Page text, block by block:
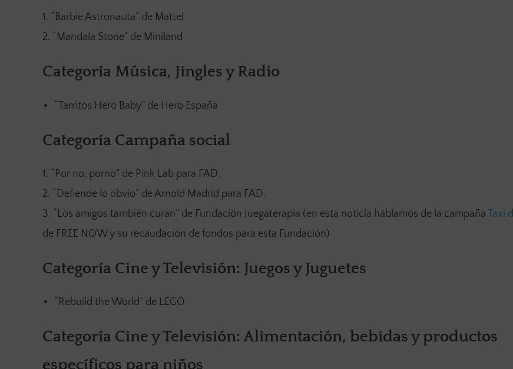
“Barbie Astronauta” de Mattel
“Mandala Stone” de Miniland
Categoría Música, Jingles y Radio
“Tarritos Hero Baby” de Hero España
Categoría Campaña social
“Por no, porno” de Pink Lab para FAD.
“Defiende lo obvio” de Arnold Madrid para FAD.
“Los amigos también curan” de Fundación Juegaterapia (en esta noticia hablamos de la campaña Taxi
de FREE NOW y su recaudación de fondos para esta Fundación)
Categoría Cine y Televisión: Juegos y Juguetes
“Rebuild the World” de LEGO
Categoría Cine y Televisión: Alimentación, bebidas y productos
específicos para niños